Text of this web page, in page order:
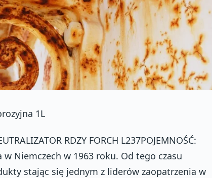
1L
RDZY FORCH L237POJEMNOŚĆ:
w Niemczech w 1963 roku. Od tego czasu
stając się jednym z liderów zaopatrzenia w